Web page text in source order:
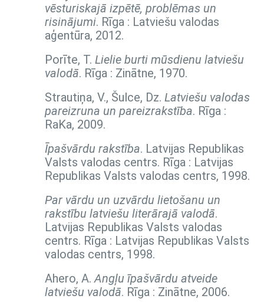
vēsturiskajā izpētē, problēmas un
risinājumi. Rīga : Latviešu valodas
aģentūra, 2012.
Porīte, T. Lielie burti mūsdienu latviešu
valodā. Rīga : Zinātne, 1970.
Strautiņa, V., Šulce, Dz. Latviešu valodas
pareizruna un pareizrakstība. Rīga :
RaKa, 2009.
Īpašvārdu rakstība. Latvijas Republikas
Valsts valodas centrs. Rīga : Latvijas
Republikas Valsts valodas centrs, 1998.
Par vārdu un uzvārdu lietošanu un
rakstību latviešu literārajā valodā.
Latvijas Republikas Valsts valodas
centrs. Rīga : Latvijas Republikas Valsts
valodas centrs, 1998.
Ahero, A.Angļu īpašvārdu atveide
latviešu valodā. Rīga : Zinātne, 2006.